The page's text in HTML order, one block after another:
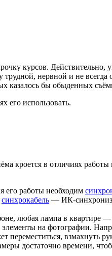
курсов. Действительно,
нервной и не всегда
казалось бы обыденных
его использовать.
кроется в отличиях работы
его работы необходим
синхрокабель — ИК-
любая лампа в квартире
элементы на фотографии.
взмахнуть
достаточно времени,